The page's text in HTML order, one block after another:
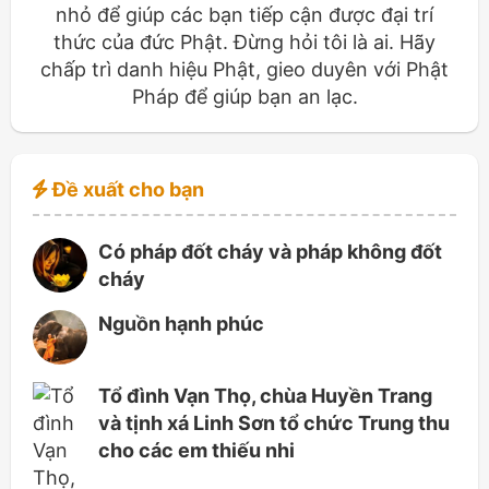
nhỏ để giúp các bạn tiếp cận được đại trí
thức của đức Phật. Đừng hỏi tôi là ai. Hãy
chấp trì danh hiệu Phật, gieo duyên với Phật
Pháp để giúp bạn an lạc.
Đề xuất cho bạn
Có pháp đốt cháy và pháp không đốt
cháy
Nguồn hạnh phúc
Tổ đình Vạn Thọ, chùa Huyền Trang
và tịnh xá Linh Sơn tổ chức Trung thu
cho các em thiếu nhi